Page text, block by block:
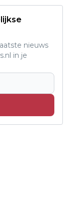
nieuws
in je